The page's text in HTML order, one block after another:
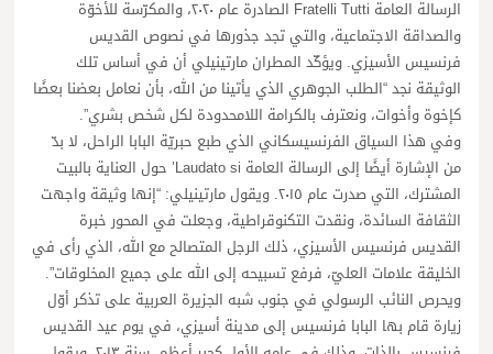
الرسالة العامة Fratelli Tutti الصادرة عام ٢٠٢٠، والمكرّسة للأخوّة
والصداقة الاجتماعية، والتي تجد جذورها في نصوص القديس
فرنسيس الأسيزي. ويؤكّد المطران مارتينيلي أن في أساس تلك
الوثيقة نجد “الطلب الجوهري الذي يأتينا من الله، بأن نعامل بعضنا بعضًا
كإخوة وأخوات، ونعترف بالكرامة اللامحدودة لكل شخص بشري”.
وفي هذا السياق الفرنسيسكاني الذي طبع حبريّة البابا الراحل، لا بدّ
من الإشارة أيضًا إلى الرسالة العامة Laudato si’ حول العناية بالبيت
المشترك، التي صدرت عام ٢٠١٥. ويقول مارتينيلي: “إنها وثيقة واجهت
الثقافة السائدة، ونقدت التكنوقراطية، وجعلت في المحور خبرة
القديس فرنسيس الأسيزي، ذلك الرجل المتصالح مع الله، الذي رأى في
الخليقة علامات العليّ، فرفع تسبيحه إلى الله على جميع المخلوقات”.
ويحرص النائب الرسولي في جنوب شبه الجزيرة العربية على تذكر أوّل
زيارة قام بها البابا فرنسيس إلى مدينة أسيزي، في يوم عيد القديس